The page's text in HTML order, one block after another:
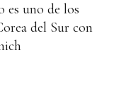
es uno de los
del Sur con